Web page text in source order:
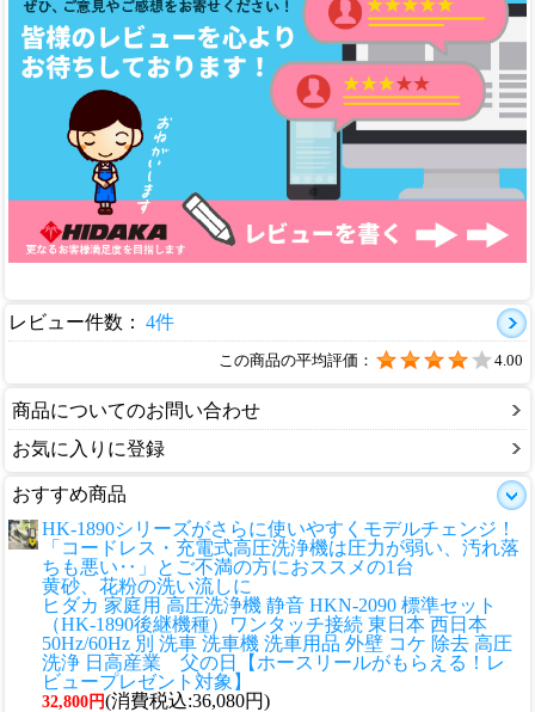
レビュー件数： 4件
この商品の平均評価： 4.00
商品についてのお問い合わせ
お気に入りに登録
おすすめ商品
HK-1890シリーズがさらに使いやすくモデルチェンジ！
「コードレス・充電式高圧洗浄機は圧力が弱い、汚れ落
ちも悪い‥」とご不満の方におススメの1台
黄砂、花粉の洗い流しに
ヒダカ 家庭用 高圧洗浄機 静音 HKN-2090 標準セット
（HK-1890後継機種）ワンタッチ接続 東日本 西日本
50Hz/60Hz 別 洗車 洗車機 洗車用品 外壁 コケ 除去 高圧
洗浄 日高産業 父の日【ホースリールがもらえる！レ
ビュープレゼント対象】
32,800円(消費税込:36,080円)